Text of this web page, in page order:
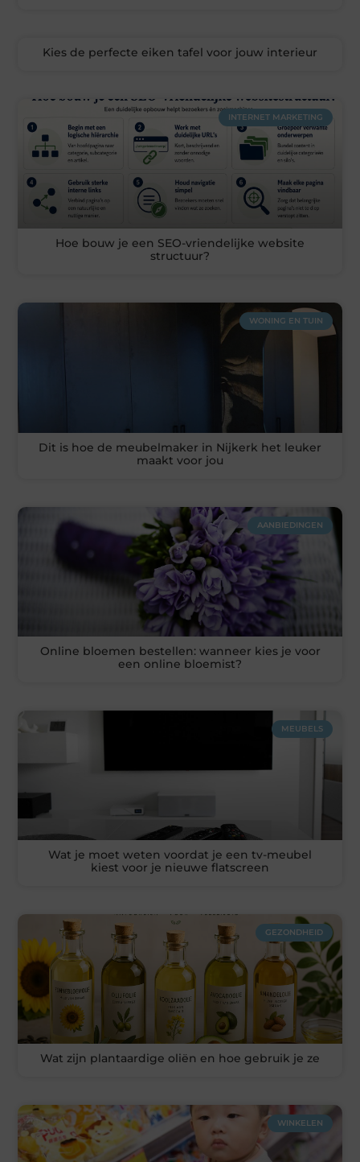
Kies de perfecte eiken tafel voor jouw interieur
INTERNET MARKETING
Hoe bouw je een SEO-vriendelijke website
structuur?
WONING EN TUIN
Dit is hoe de meubelmaker in Nijkerk het leuker
maakt voor jou
AANBIEDINGEN
Online bloemen bestellen: wanneer kies je voor
een online bloemist?
MEUBELS
Wat je moet weten voordat je een tv-meubel
kiest voor je nieuwe flatscreen
GEZONDHEID
Wat zijn plantaardige oliën en hoe gebruik je ze
WINKELEN